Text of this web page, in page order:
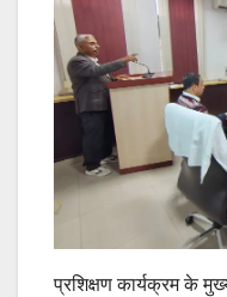
प्रशिक्षण कार्यक्रम के